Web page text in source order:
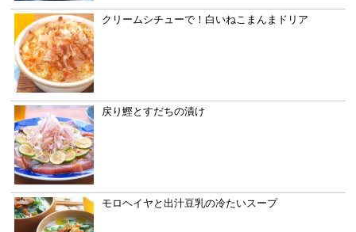
クリームシチューで！白いねこまんまドリア
戻り鰹とすだちの漬け
モロヘイヤと出汁豆乳の冷たいスープ